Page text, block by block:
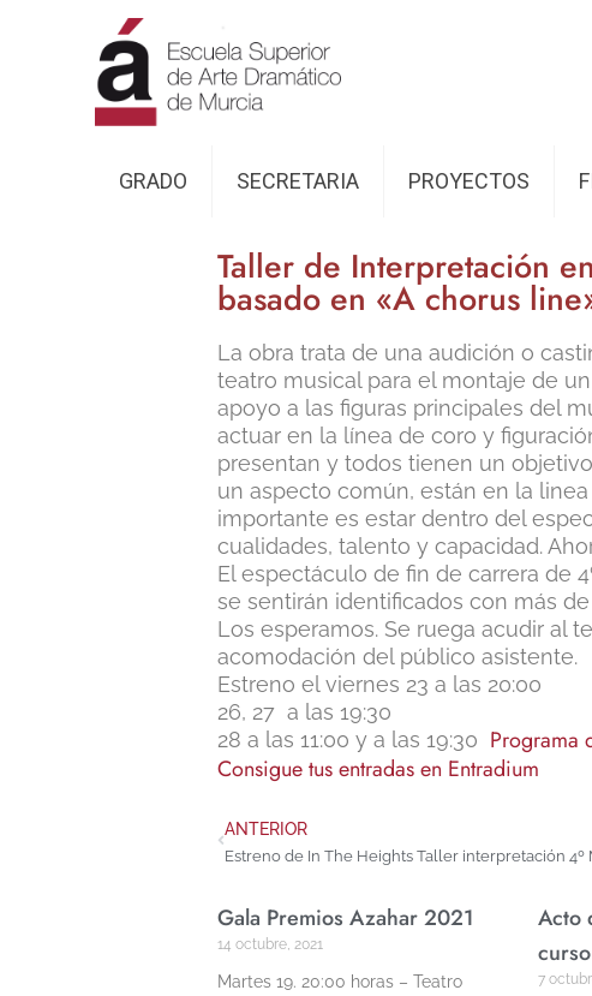
GRADO SECRETARIA PROYECTOS
Taller de Interpretación
basado en «A chorus
La obra trata de una audición o
teatro musical para el montaje de
apoyo a las figuras principales del
actuar en la línea de coro y
presentan y todos tienen un
un aspecto común, están en la
importante es estar dentro del
cualidades, talento y capacidad.
El espectáculo de fin de carrera de
se sentirán identificados con más
Los esperamos. Se ruega acudir al
acomodación del público asistente.
Estreno el viernes 23 a las 20:00
26, 27 a las 19:30
28 a las 11:00 y a las 19:30 Programa
Consigue tus entradas en Entradium
ANTERIOR
Estreno de In The Heights Taller interpretación 4º
Gala Premios Azahar 2021
14 octubre, 2021
Martes 19. 20:00 horas – Teatro
Acto
7